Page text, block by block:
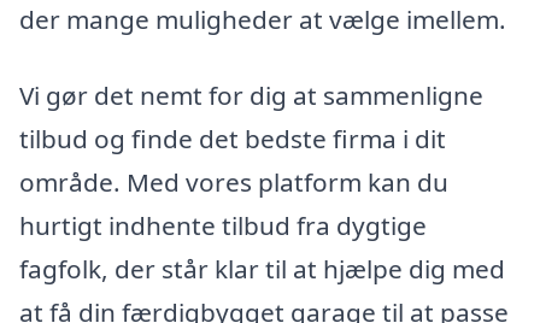
der mange muligheder at vælge imellem.
Vi gør det nemt for dig at sammenligne
tilbud og finde det bedste firma i dit
område. Med vores platform kan du
hurtigt indhente tilbud fra dygtige
fagfolk, der står klar til at hjælpe dig med
at få din færdigbygget garage til at passe